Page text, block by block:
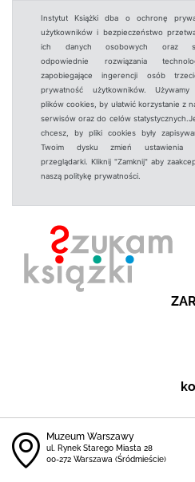
Instytut Książki dba o ochronę
użytkowników i bezpieczeństwo
ich danych osobowych oraz
odpowiednie rozwiązania
zapobiegające ingerencji osób
prywatność użytkowników. Używamy
plików cookies, by ułatwić korzystanie z
serwisów oraz do celów
chcesz, by pliki cookies były
Twoim dysku zmień ustawienia
przeglądarki. Kliknij "Zamknij" aby
naszą politykę prywatności.
Muzeum Warszawy
ul. Rynek Starego Miasta 28
00-272 Warszawa (Śródmieście)